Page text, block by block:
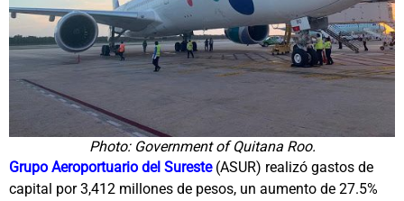
Photo: Government of Quitana Roo.
Grupo Aeroportuario del Sureste(ASUR) realizó gastos de
capital por 3,412 millones de pesos, un aumento de 27.5%